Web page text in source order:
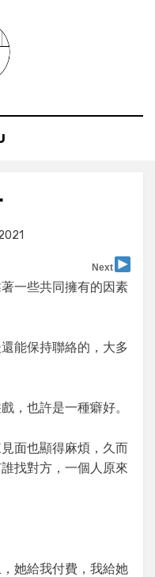
Next
一些共同擁有的因素
能保持聯絡的，大多
，也許是一種癖好。
面也顯得麻煩，久而
找對方，一個人原來
她給我付費，我給她